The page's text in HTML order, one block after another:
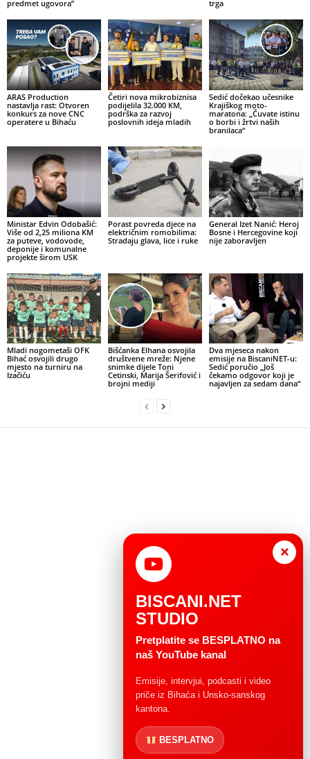
predmet ugovora”
trga
ARAS Production
nastavlja rast: Otvoren
konkurs za nove CNC
operatere u Bihaću
Četiri nova mikrobiznisa
podijelila 32.000 KM,
podrška za razvoj
poslovnih ideja mladih
Sedić dočekao učesnike
Krajiškog moto-
maratona: „Čuvate istinu
o borbi i žrtvi naših
branilaca“
Ministar Edvin Odobašić:
Više od 2,25 miliona KM
za puteve, vodovode,
deponije i komunalne
projekte širom USK
Porast povreda djece na
električnim romobilima:
Stradaju glava, lice i ruke
General Izet Nanić: Heroj
Bosne i Hercegovine koji
nije zaboravljen
Mladi nogometaši OFK
Bihać osvojili drugo
mjesto na turniru na
Izačiću
Bišćanka Elhana osvojila
društvene mreže: Njene
snimke dijele Toni
Cetinski, Marija Šerifović i
brojni mediji
Dva mjeseca nakon
emisije na BiscaniNET-u:
Sedić poručio „Još
čekamo odgovor koji je
najavljen za sedam dana“
×
BISCANI.NET
STUDIO
Pretplatite se BESPLATNO na
naš YouTube kanal
Emisije, intervjui, podcasti i video
priče iz Bihaća i Unsko-sanskog
kantona.
BESPLATNO